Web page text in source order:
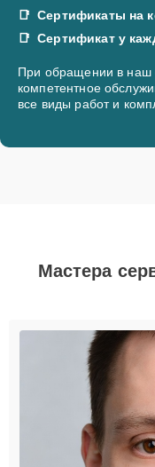
Сертификаты на
Сертификат у
При обращении в наш
компетентное
все виды работ и
Мастера